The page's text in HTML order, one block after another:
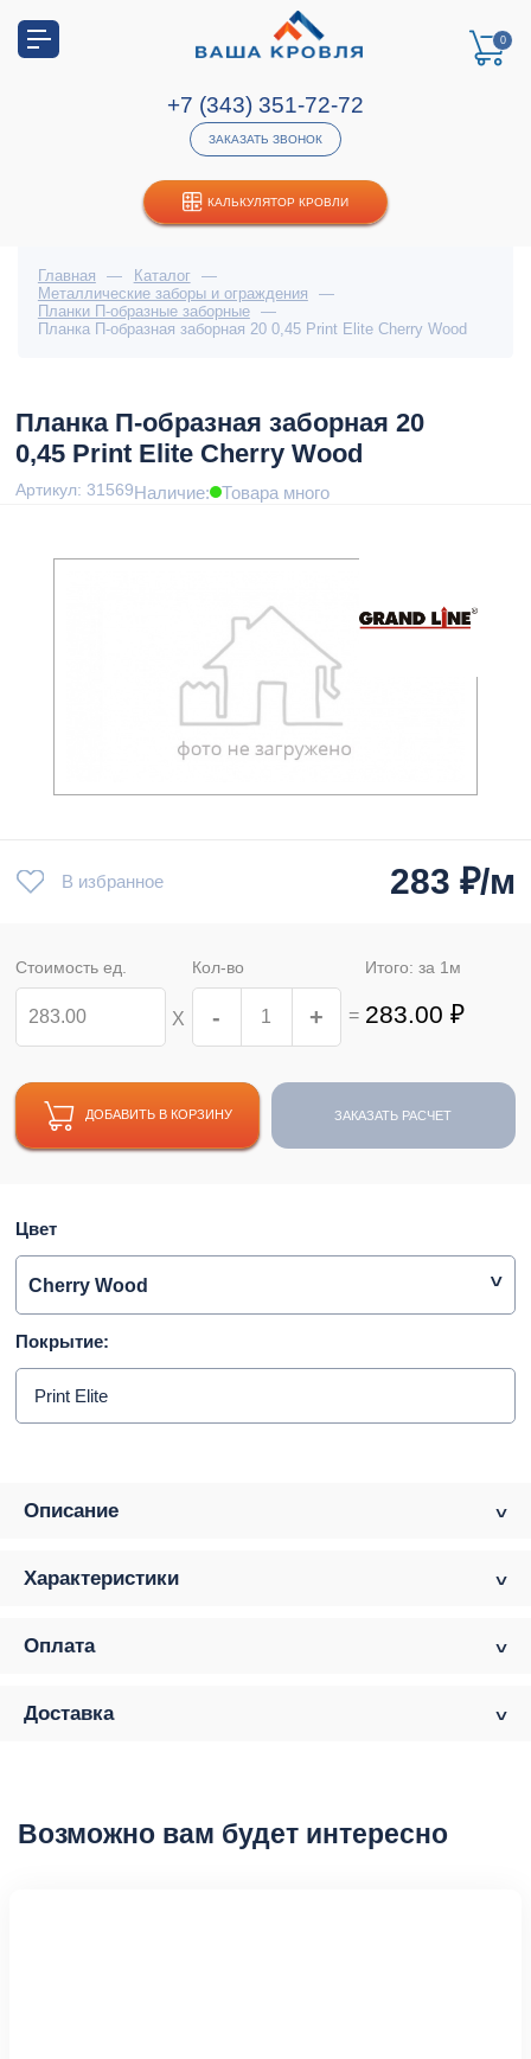
КАЛЬКУЛЯТОР КРОВЛИ
0
+7 (343) 351-72-72
ЗАКАЗАТЬ ЗВОНОК
Главная — Каталог
—
Металлические заборы и ограждения
—
Планки П-образные заборные
—
Планка П-образная заборная 20 0,45 Print Elite Cherry Wood
Планка П-образная заборная 20
0,45 Print Elite Cherry Wood
Артикул: 31569Наличие: Товара много
В избранное 283 ₽/м
Стоимость ед.
Х
Кол-во
- + =
Итого: за 1 м
283.00 ₽
ДОБАВИТЬ В КОРЗИНУ ЗАКАЗАТЬ РАСЧЕТ
Цвет
Cherry Wood
Покрытие:
Print Elite
Описание
Характеристики
Оплата
Доставка
Возможно вам будет интересно